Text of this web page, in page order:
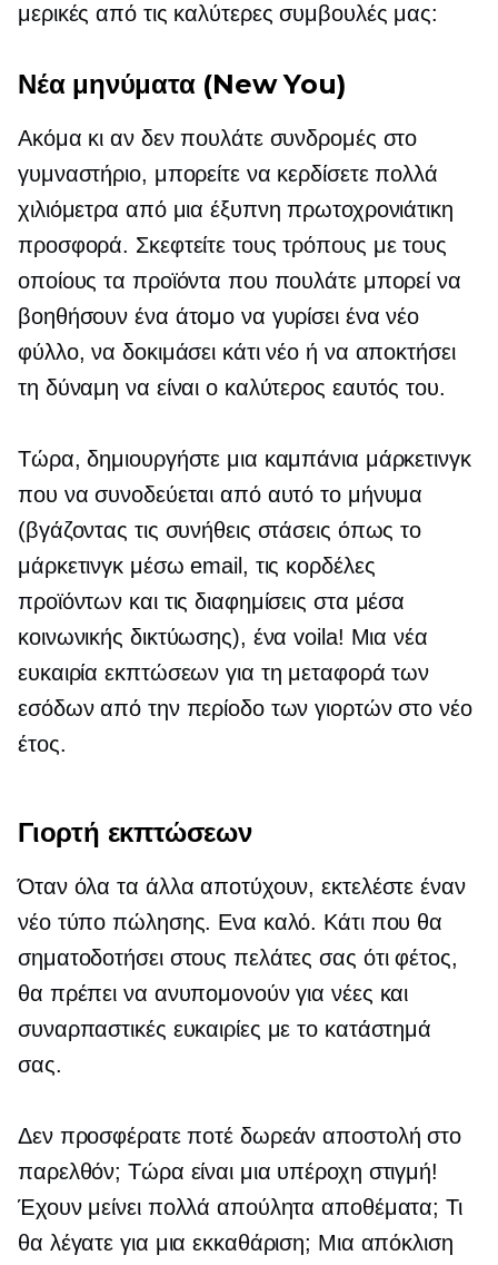
μερικές από τις καλύτερες συμβουλές μας:
Νέα μηνύματα (New You)
Ακόμα κι αν δεν πουλάτε συνδρομές στο
γυμναστήριο, μπορείτε να κερδίσετε πολλά
χιλιόμετρα από μια έξυπνη πρωτοχρονιάτικη
προσφορά. Σκεφτείτε τους τρόπους με τους
οποίους τα προϊόντα που πουλάτε μπορεί να
βοηθήσουν ένα άτομο να γυρίσει ένα νέο
φύλλο, να δοκιμάσει κάτι νέο ή να αποκτήσει
τη δύναμη να είναι ο καλύτερος εαυτός του.
Τώρα, δημιουργήστε μια καμπάνια μάρκετινγκ
που να συνοδεύεται από αυτό το μήνυμα
(βγάζοντας τις συνήθεις στάσεις όπως το
μάρκετινγκ μέσω email, τις κορδέλες
προϊόντων και τις διαφημίσεις στα μέσα
κοινωνικής δικτύωσης), ένα voila! Μια νέα
ευκαιρία εκπτώσεων για τη μεταφορά των
εσόδων από την περίοδο των γιορτών στο νέο
έτος.
Γιορτή εκπτώσεων
Όταν όλα τα άλλα αποτύχουν, εκτελέστε έναν
νέο τύπο πώλησης. Ενα καλό. Κάτι που θα
σηματοδοτήσει στους πελάτες σας ότι φέτος,
θα πρέπει να ανυπομονούν για νέες και
συναρπαστικές ευκαιρίες με το κατάστημά
σας.
Δεν προσφέρατε ποτέ δωρεάν αποστολή στο
παρελθόν; Τώρα είναι μια υπέροχη στιγμή!
Έχουν μείνει πολλά απούλητα αποθέματα; Τι
θα λέγατε για μια εκκαθάριση; Μια απόκλιση